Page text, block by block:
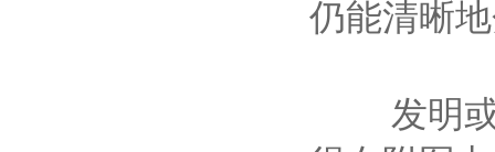
仍能清晰
发明或